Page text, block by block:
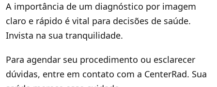
A importância de um diagnóstico por imagem
claro e rápido é vital para decisões de saúde.
Invista na sua tranquilidade.
Para agendar seu procedimento ou esclarecer
dúvidas, entre em contato com a CenterRad. Sua